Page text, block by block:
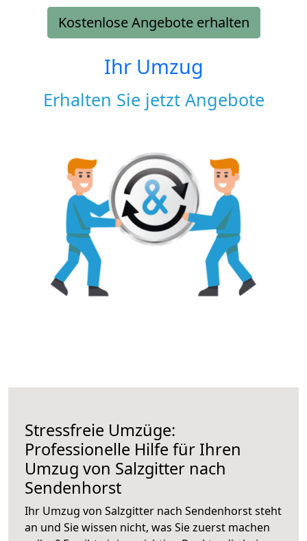
Kostenlose Angebote erhalten
Ihr Umzug
Erhalten Sie jetzt Angebote
Stressfreie Umzüge:
Professionelle Hilfe für Ihren
Umzug von Salzgitter nach
Sendenhorst
Ihr Umzug von Salzgitter nach Sendenhorst steht
an und Sie wissen nicht, was Sie zuerst machen